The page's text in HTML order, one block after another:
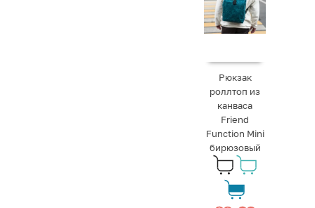
Рюкзак
роллтоп из
канваса
Friend
Function Mini
бирюзовый